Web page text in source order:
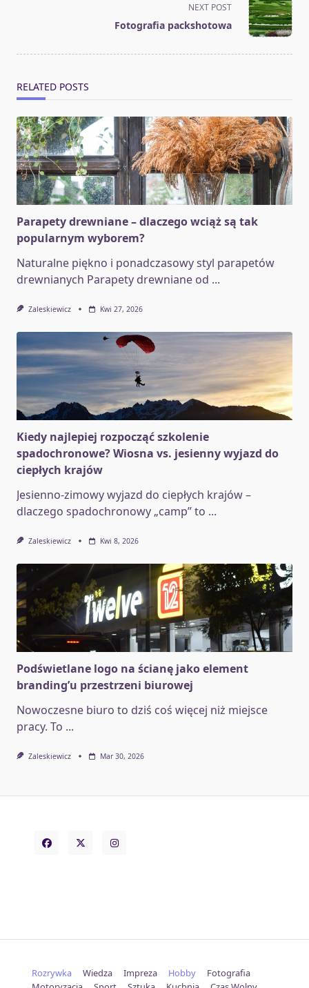
NEXT POST
Fotografia packshotowa
RELATED POSTS
Parapety drewniane – dlaczego wciąż są tak
popularnym wyborem?
Naturalne piękno i ponadczasowy styl parapetów
drewnianych Parapety drewniane od ...
Zaleskiewicz Kwi 27, 2026
Kiedy najlepiej rozpocząć szkolenie
spadochronowe? Wiosna vs. jesienny wyjazd do
ciepłych krajów
Jesienno-zimowy wyjazd do ciepłych krajów –
dlaczego spadochronowy „camp” to ...
Zaleskiewicz Kwi 8, 2026
Podświetlane logo na ścianę jako element
branding’u przestrzeni biurowej
Nowoczesne biuro to dziś coś więcej niż miejsce
pracy. To ...
Zaleskiewicz Mar 30, 2026
Rozrywka Wiedza Impreza Hobby
Fotografia